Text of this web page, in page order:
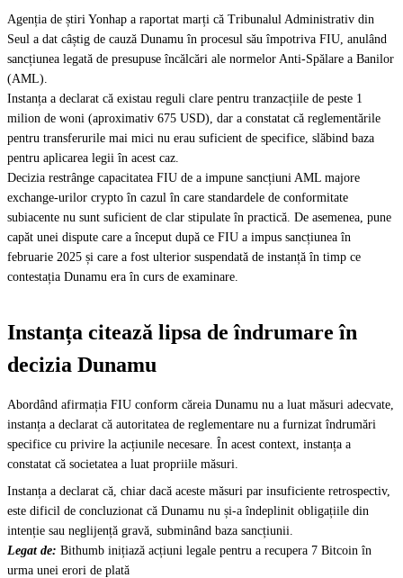
Agenția de știri Yonhap a raportat marți că Tribunalul Administrativ din
Seul a dat câștig de cauză Dunamu în procesul său împotriva FIU, anulând
sancțiunea legată de presupuse încălcări ale normelor Anti-Spălare a Banilor
(AML).
Instanța a declarat că existau reguli clare pentru tranzacțiile de peste 1
milion de woni (aproximativ 675 USD), dar a constatat că reglementările
pentru transferurile mai mici nu erau suficient de specifice, slăbind baza
pentru aplicarea legii în acest caz.
Decizia restrânge capacitatea FIU de a impune sancțiuni AML majore
exchange-urilor crypto în cazul în care standardele de conformitate
subiacente nu sunt suficient de clar stipulate în practică. De asemenea, pune
capăt unei dispute care a început după ce FIU a impus sancțiunea în
februarie 2025 și care a fost ulterior suspendată de instanță în timp ce
contestația Dunamu era în curs de examinare.
Instanța citează lipsa de îndrumare în
decizia Dunamu
Abordând afirmația FIU conform căreia Dunamu nu a luat măsuri adecvate,
instanța a declarat că autoritatea de reglementare nu a furnizat îndrumări
specifice cu privire la acțiunile necesare. În acest context, instanța a
constatat că societatea a luat propriile măsuri.
Instanța a declarat că, chiar dacă aceste măsuri par insuficiente retrospectiv,
este dificil de concluzionat că Dunamu nu și-a îndeplinit obligațiile din
intenție sau neglijență gravă, subminând baza sancțiunii.
Legat de: Bithumb inițiază acțiuni legale pentru a recupera 7 Bitcoin în
urma unei erori de plată